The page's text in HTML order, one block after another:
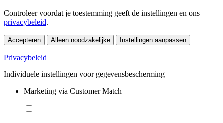
Controleer voordat je toestemming geeft de instellingen en ons
privacybeleid.
Accepteren Alleen noodzakelijke Instellingen aanpassen
Privacybeleid
Individuele instellingen voor gegevensbescherming
Marketing via Customer Match